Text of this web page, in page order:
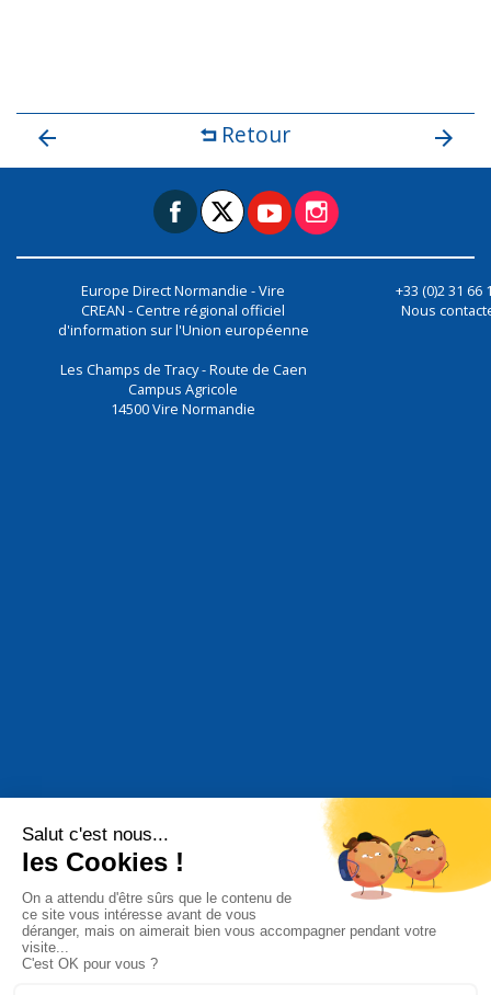
Retour
Europe Direct Normandie - Vire
CREAN - Centre régional officiel
d'information sur l'Union européenne
Les Champs de Tracy - Route de Caen
Campus Agricole
14500Vire Normandie
+33 (0)2 31 66
Nous